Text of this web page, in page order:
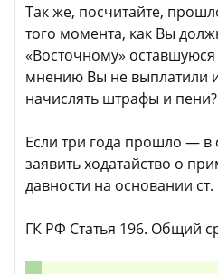
Так же, посчитайте,
того момента, как Вы
«Восточному»
мнению Вы не выплатили
начислять штрафы и пени?
Если три года прошло — в
заявить ходатайство о
давности на основании
ГК РФ Статья 196. Общий